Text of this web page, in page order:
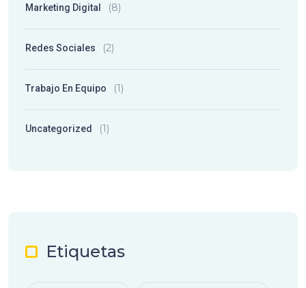
Marketing Digital (8)
Redes Sociales (2)
Trabajo En Equipo (1)
Uncategorized (1)
Etiquetas